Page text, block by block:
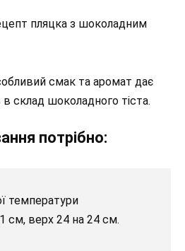
пляцка з шоколадним
смак та аромат дає
склад шоколадного тіста.
потрібно:
температури
см, верх 24 на 24 см.